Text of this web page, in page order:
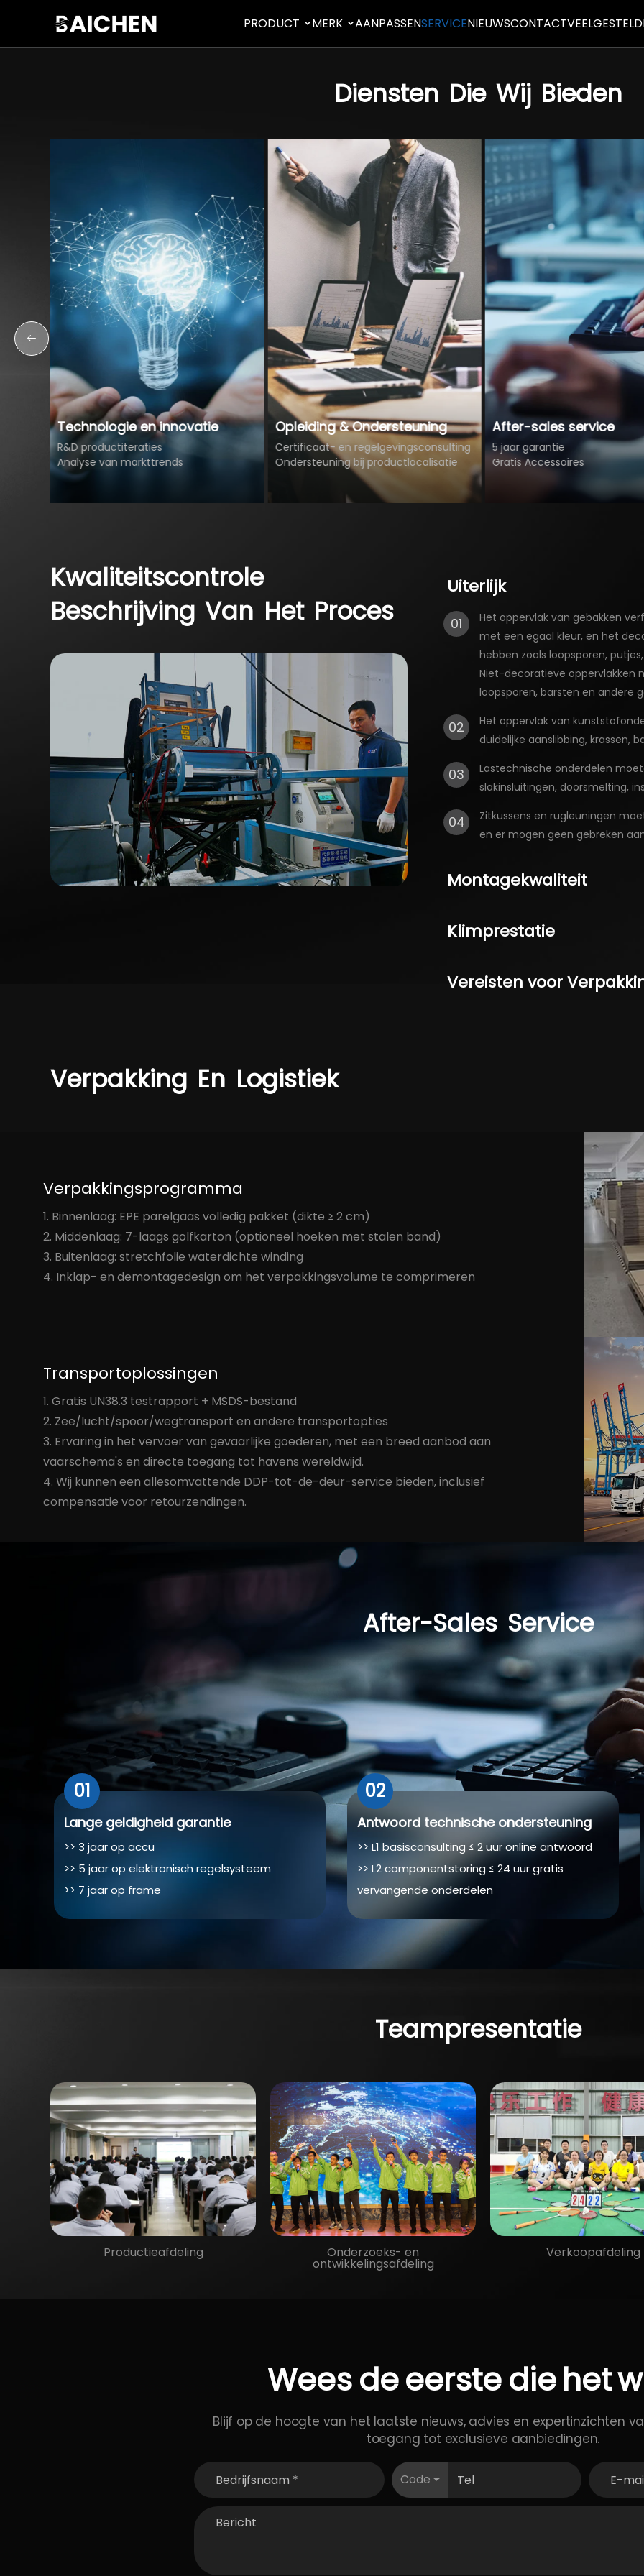
PRODUCT MERK AANPASSENSERVICENIEUWSCONTACT
Diensten Die Wij Bieden
en innovatie
van markttrends
Opleiding & Ondersteuning
Certificaat- en regelgevingsconsulting
Ondersteuning bij productlocalisatie
After-sales service
5 jaar garantie
Gratis Accessoires
VIP
Kwaliteitscontrole
Beschrijving Van Het Proces
Uiterlijk
01
Het oppervlak van gebakken
met een egaal kleur, en het
hebben zoals loopsporen,
Niet-decoratieve oppervlakken
loopsporen, barsten en andere
02
Het oppervlak van
duidelijke aanslibbing, krassen,
03
Lastechnische onderdelen
slakinsluitingen, doorsmelting,
04
Zitkussens en rugleuningen
en er mogen geen gebreken
Montagekwaliteit
Klimprestatie
Vereisten voor
Verpakking En Logistiek
Verpakkingsprogramma
1. Binnenlaag: EPE parelgaas volledig pakket (dikte ≥ 2 cm)
2. Middenlaag: 7-laags golfkarton (optioneel hoeken met stalen band)
3. Buitenlaag: stretchfolie waterdichte winding
4. Inklap- en demontagedesign om het verpakkingsvolume te comprimeren
Transportoplossingen
1. Gratis UN38.3 testrapport + MSDS-bestand
2. Zee/lucht/spoor/wegtransport en andere transportopties
3. Ervaring in het vervoer van gevaarlijke goederen, met een breed aanbod aan
vaarschema's en directe toegang tot havens wereldwijd.
4. Wij kunnen een allesomvattende DDP-tot-de-deur-service bieden, inclusief
compensatie voor retourzendingen.
After-Sales Service
01
Lange geldigheid garantie
>> 3 jaar op accu
>> 5 jaar op elektronisch regelsysteem
>> 7 jaar op frame
02
Antwoord technische ondersteuning
>> L1 basisconsulting ≤ 2 uur online antwoord
>> L2 componentstoring ≤ 24 uur gratis
vervangende onderdelen
gemaakte oplossing
Teampresentatie
Productieafdeling Onderzoeks- en
ontwikkelingsafdeling
Verkoopafdeling
Weesdeeerstediehet
Blijf op de hoogte van het laatste nieuws, advies en expertinzichten
toegang tot exclusieve aanbiedingen.
Code